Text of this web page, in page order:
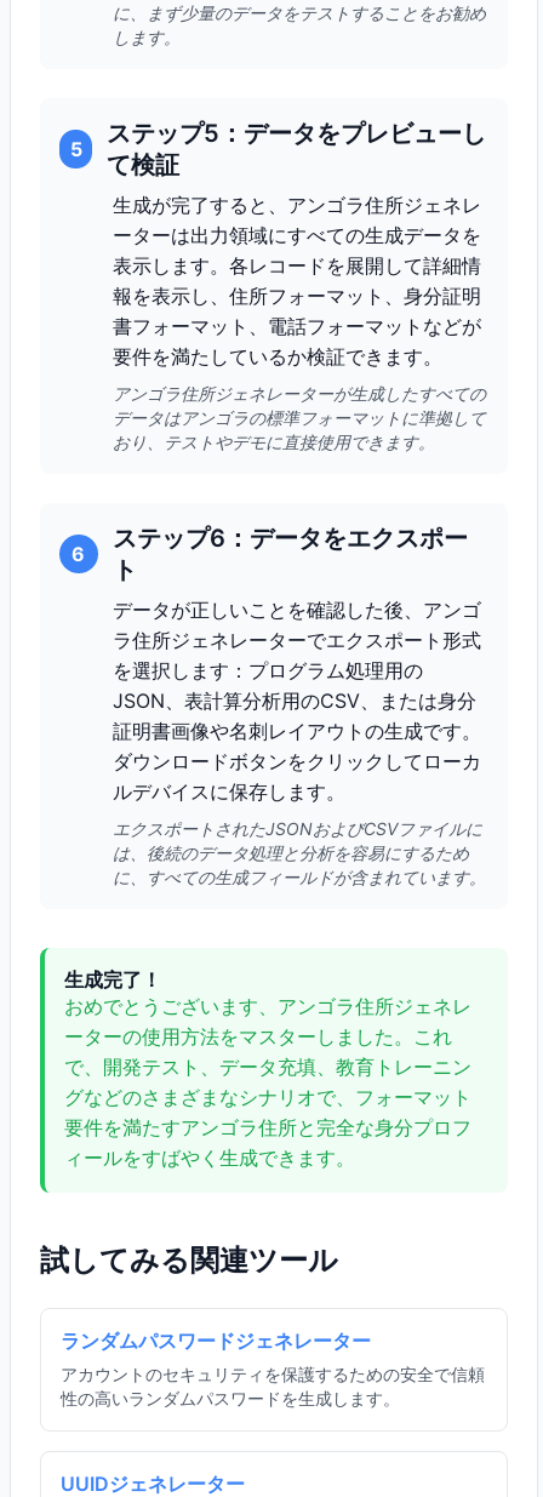
に、まず少量のデータをテストすることをお勧め
します。
5
ステップ5：データをプレビューし
て検証
生成が完了すると、アンゴラ住所ジェネレ
ーターは出力領域にすべての生成データを
表示します。各レコードを展開して詳細情
報を表示し、住所フォーマット、身分証明
書フォーマット、電話フォーマットなどが
要件を満たしているか検証できます。
アンゴラ住所ジェネレーターが生成したすべての
データはアンゴラの標準フォーマットに準拠して
おり、テストやデモに直接使用できます。
6
ステップ6：データをエクスポー
ト
データが正しいことを確認した後、アンゴ
ラ住所ジェネレーターでエクスポート形式
を選択します：プログラム処理用の
JSON、表計算分析用のCSV、または身分
証明書画像や名刺レイアウトの生成です。
ダウンロードボタンをクリックしてローカ
ルデバイスに保存します。
エクスポートされたJSONおよびCSVファイルに
は、後続のデータ処理と分析を容易にするため
に、すべての生成フィールドが含まれています。
生成完了！
おめでとうございます、アンゴラ住所ジェネレ
ーターの使用方法をマスターしました。これ
で、開発テスト、データ充填、教育トレーニン
グなどのさまざまなシナリオで、フォーマット
要件を満たすアンゴラ住所と完全な身分プロフ
ィールをすばやく生成できます。
試してみる関連ツール
ランダムパスワードジェネレーター
アカウントのセキュリティを保護するための安全で信頼
性の高いランダムパスワードを生成します。
UUIDジェネレーター